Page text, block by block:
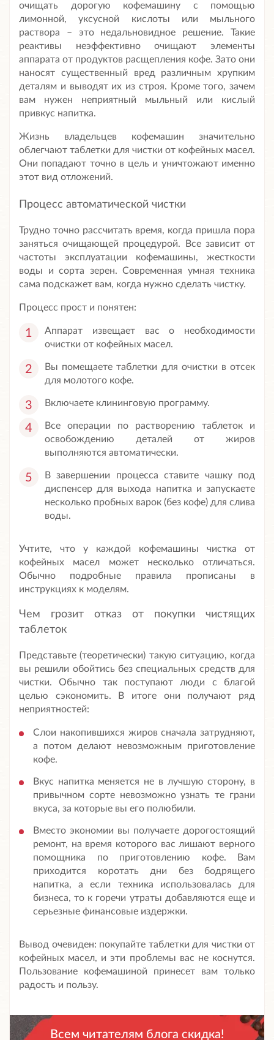
очищать дорогую кофемашину с помощью
лимонной, уксусной кислоты или мыльного
раствора – это недальновидное решение. Такие
реактивы неэффективно очищают элементы
аппарата от продуктов расщепления кофе. Зато они
наносят существенный вред различным хрупким
деталям и выводят их из строя. Кроме того, зачем
вам нужен неприятный мыльный или кислый
привкус напитка.
Жизнь владельцев кофемашин значительно
облегчают таблетки для чистки от кофейных масел.
Они попадают точно в цель и уничтожают именно
этот вид отложений.
Процесс автоматической чистки
Трудно точно рассчитать время, когда пришла пора
заняться очищающей процедурой. Все зависит от
частоты эксплуатации кофемашины, жесткости
воды и сорта зерен. Современная умная техника
сама подскажет вам, когда нужно сделать чистку.
Процесс прост и понятен:
Аппарат извещает вас о необходимости
очистки от кофейных масел.
Вы помещаете таблетки для очистки в отсек
для молотого кофе.
Включаете клининговую программу.
Все операции по растворению таблеток и
освобождению деталей от жиров
выполняются автоматически.
В завершении процесса ставите чашку под
диспенсер для выхода напитка и запускаете
несколько пробных варок (без кофе) для слива
воды.
Учтите, что у каждой кофемашины чистка от
кофейных масел может несколько отличаться.
Обычно подробные правила прописаны в
инструкциях к моделям.
Чем грозит отказ от покупки чистящих
таблеток
Представьте (теоретически) такую ситуацию, когда
вы решили обойтись без специальных средств для
чистки. Обычно так поступают люди с благой
целью сэкономить. В итоге они получают ряд
неприятностей:
Слои накопившихся жиров сначала затрудняют,
а потом делают невозможным приготовление
кофе.
Вкус напитка меняется не в лучшую сторону, в
привычном сорте невозможно узнать те грани
вкуса, за которые вы его полюбили.
Вместо экономии вы получаете дорогостоящий
ремонт, на время которого вас лишают верного
помощника по приготовлению кофе. Вам
приходится коротать дни без бодрящего
напитка, а если техника использовалась для
бизнеса, то к горечи утраты добавляются еще и
серьезные финансовые издержки.
Вывод очевиден: покупайте таблетки для чистки от
кофейных масел, и эти проблемы вас не коснутся.
Пользование кофемашиной принесет вам только
радость и пользу.
Всем читателям блога скидка!